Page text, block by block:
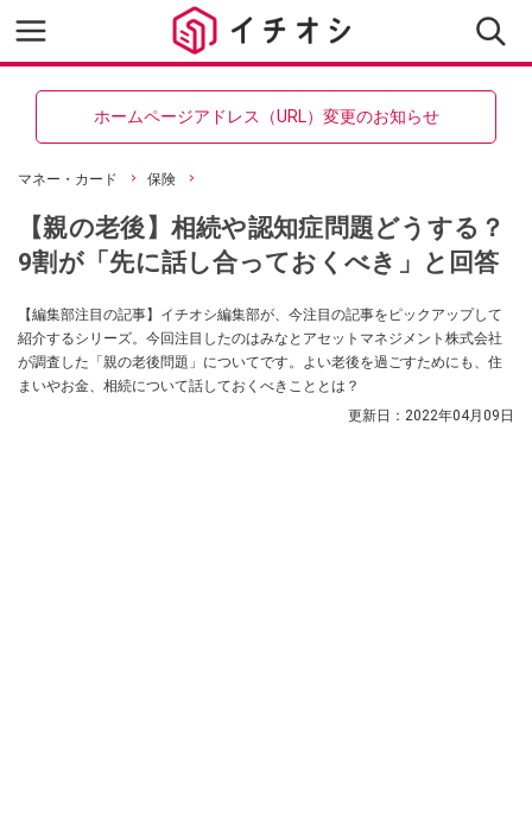
ホームページアドレス（URL）変更のお知らせ
マネー・カード 保険
【親の老後】相続や認知症問題どうする？
9割が「先に話し合っておくべき」と回答
【編集部注目の記事】イチオシ編集部が、今注目の記事をピックアップして
紹介するシリーズ。今回注目したのはみなとアセットマネジメント株式会社
が調査した「親の老後問題」についてです。よい老後を過ごすためにも、住
まいやお金、相続について話しておくべきこととは？
更新日： 2022年04月09日